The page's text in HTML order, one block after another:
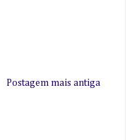
Postagem mais antiga